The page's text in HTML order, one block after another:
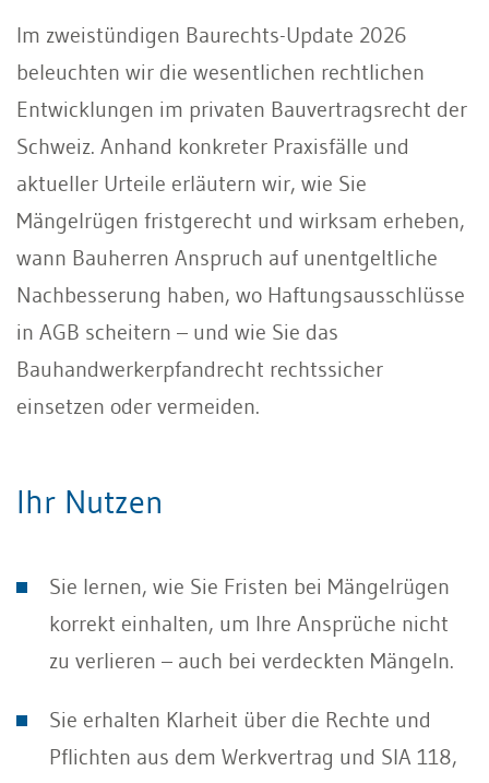
Im zweistündigen Baurechts-Update 2026
beleuchten wir die wesentlichen rechtlichen
Entwicklungen im privaten Bauvertragsrecht der
Schweiz. Anhand konkreter Praxisfälle und
aktueller Urteile erläutern wir, wie Sie
Mängelrügen fristgerecht und wirksam erheben,
wann Bauherren Anspruch auf unentgeltliche
Nachbesserung haben, wo Haftungsausschlüsse
in AGB scheitern – und wie Sie das
Bauhandwerkerpfandrecht rechtssicher
einsetzen oder vermeiden.
Ihr Nutzen
Sie lernen, wie Sie Fristen bei Mängelrügen
korrekt einhalten, um Ihre Ansprüche nicht
zu verlieren – auch bei verdeckten Mängeln.
Sie erhalten Klarheit über die Rechte und
Pflichten aus dem Werkvertrag und SIA 118,